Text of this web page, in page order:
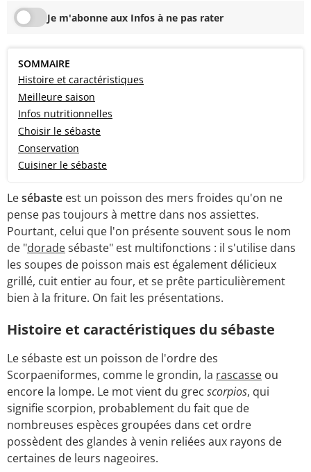
Je m'abonne aux Infos à ne pas rater
SOMMAIRE
Histoire et caractéristiques
Meilleure saison
Infos nutritionnelles
Choisir le sébaste
Conservation
Cuisiner le sébaste
Lesébaste est un poisson des mers froides qu'on ne
pense pas toujours à mettre dans nos assiettes.
Pourtant, celui que l'on présente souvent sous le nom
de "doradesébaste" est multifonctions : il s'utilise dans
les soupes de poisson mais est également délicieux
grillé, cuit entier au four, et se prête particulièrement
bien à la friture. On fait les présentations.
Histoire et caractéristiques du sébaste
Le sébaste est un poisson de l'ordre des
Scorpaeniformes, comme le grondin, la rascasse ou
encore la lompe. Le mot vient du grec scorpios, qui
signifie scorpion, probablement du fait que de
nombreuses espèces groupées dans cet ordre
possèdent des glandes à venin reliées aux rayons de
certaines de leurs nageoires.